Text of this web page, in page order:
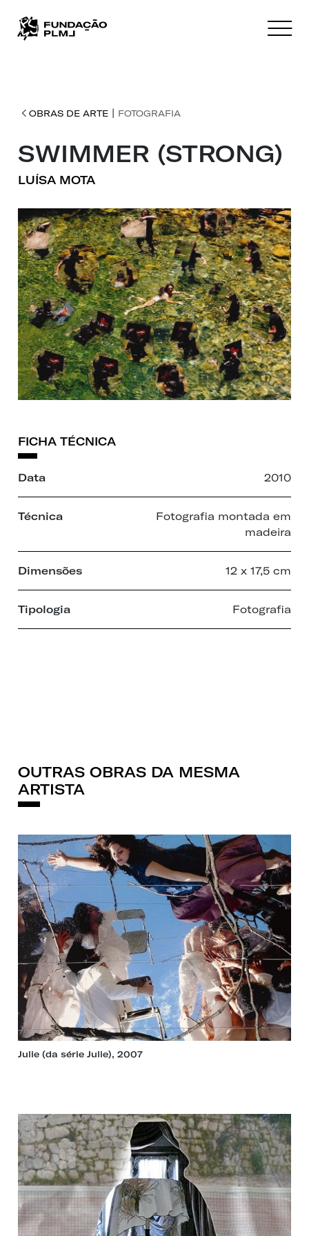
OBRAS DE ARTE| FOTOGRAFIA
SWIMMER (STRONG)
LUÍSA MOTA
FICHA TÉCNICA
Data 2010
Técnica
Fotografia montada em
madeira
Dimensões 12 x 17,5 cm
Tipologia Fotografia
OUTRAS OBRAS DA MESMA
ARTISTA
Julie (da série Julie), 2007